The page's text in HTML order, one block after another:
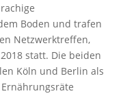
Boden und trafen
Netzwerktreffen,
statt. Die beiden
Köln und Berlin als